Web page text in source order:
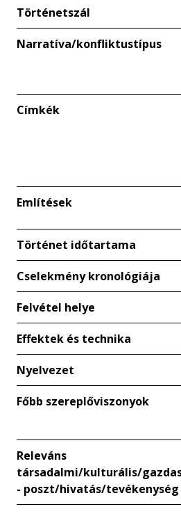
Történetszál
Narratíva/konfliktustípus
Címkék
Említések
Történet időtartama
Cselekmény kronológiája
Felvétel helye
Effektek és technika
Nyelvezet
Főbb szereplőviszonyok
Releváns
társadalmi/kulturális/
- poszt/hivatás/tevékenység